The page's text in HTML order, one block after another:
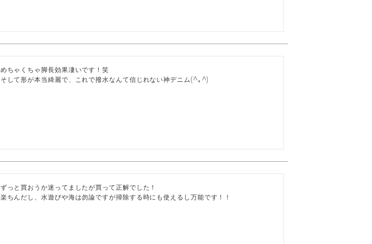
めちゃくちゃ脚長効果凄いです！笑
そして形が本当綺麗で、これで撥水なんて信じれない神デニム(^｡^)
ずっと買おうか迷ってましたが買って正解でした！
楽ちんだし、水遊びや海は勿論ですが掃除する時にも使えるし万能です！！